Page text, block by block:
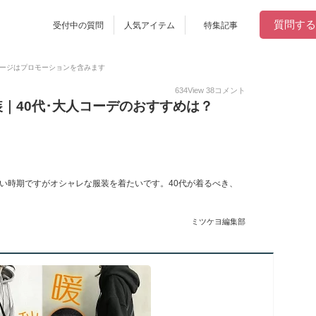
受付中の質問 人気アイテム 特集記事 質問する
ジはプロモーションを含みます
634View 38コメント
40代･大人コーデのおすすめは？
期ですがオシャレな服装を着たいです。40代が着るべき、
ミツケヨ編集部